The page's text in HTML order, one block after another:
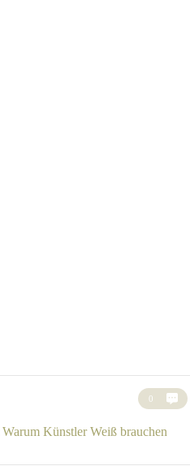
0
Künstler Weiß brauchen